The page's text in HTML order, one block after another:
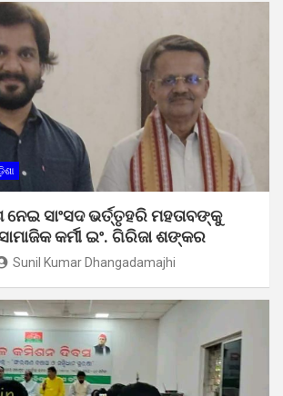
ସାଂସଦ ଭର୍ତ୍ତୃହରି ମହତାବଙ୍କୁ
କର୍ମୀ ଇଂ. ଗିରିଜା ଶଙ୍କର
Sunil Kumar Dhangadamajhi